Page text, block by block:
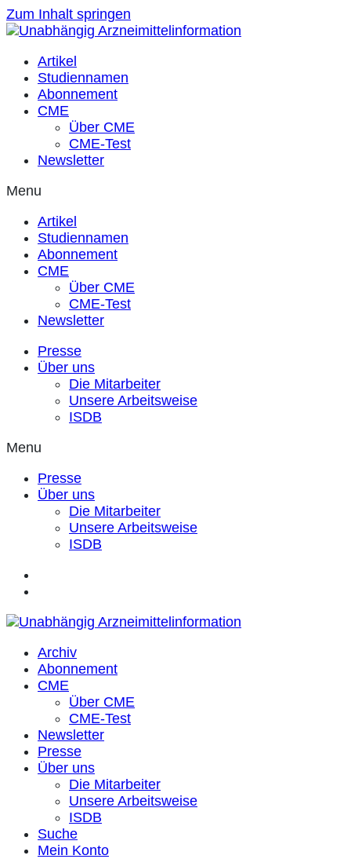
Zum Inhalt springen
Artikel
Studiennamen
Abonnement
CME
Über CME
CME-Test
Newsletter
Menu
Artikel
Studiennamen
Abonnement
CME
Über CME
CME-Test
Newsletter
Presse
Über uns
Die Mitarbeiter
Unsere Arbeitsweise
ISDB
Menu
Presse
Über uns
Die Mitarbeiter
Unsere Arbeitsweise
ISDB
Archiv
Abonnement
CME
Über CME
CME-Test
Newsletter
Presse
Über uns
Die Mitarbeiter
Unsere Arbeitsweise
ISDB
Suche
Mein Konto